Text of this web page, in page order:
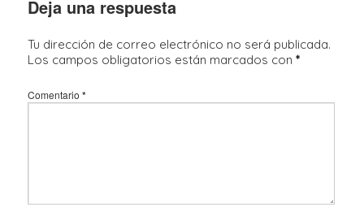
Deja una respuesta
Tu dirección de correo electrónico no será publicada.
Los campos obligatorios están marcados con *
Comentario *